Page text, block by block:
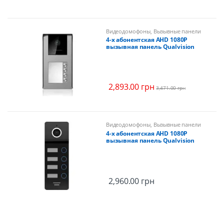
Видеодомофоны Вызывные панели
4-х абонентская AHD 1080P
вызывная панель Qualvision
2,893.00 грн 3,471.00грн
Видеодомофоны, Вызывные панели
4-х абонентская AHD 1080P
вызывная панель Qualvision
2,960.00 грн